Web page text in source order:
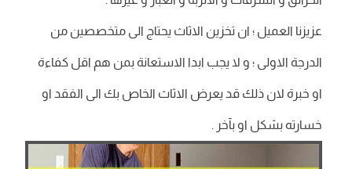
عزيزنا العميل ؛ ان تخزين الاثاث يحتاج الى متخصصين من
الدرجة الاولى ؛ و لا يجب ابدا الاستعانة بمن هم اقل كفاءة
او خبرة لان ذلك قد يعرض الاثاث الخاص بك الى الفقد او
خسارته بشكل او بآخر .